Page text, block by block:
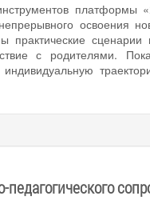
платформы
освоения
сценарии
с родителями.
педагогического